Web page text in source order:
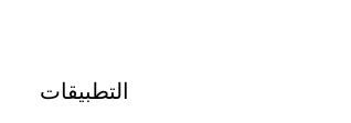
التطبيقات